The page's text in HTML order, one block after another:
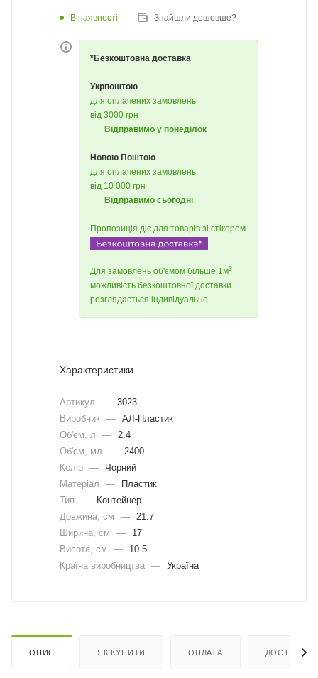
В наявності Знайшли дешевше?
*Безкоштовна доставка
Укрпоштою
для оплачених замовлень
від 3000 грн
Відправимо у понеділок
Новою Поштою
для оплачених замовлень
від 10 000 грн
Відправимо сьогодні
Пропозиція діє для товарів зі стікером
Для замовлень об'ємом більше 1м3
можливість безкоштовної доставки
розглядається індивідуально
Характеристики
Артикул — 3023
Виробник — АЛ-Пластик
Об'єм, л
—
2.4
Об'єм, мл
—
2400
Колір —
Чорний
Матеріал
—
Пластик
Тип
—
Контейнер
Довжина, cм
—
21.7
Ширина, cм
—
17
Висота, см
—
10.5
Країна виробництва — Україна
ОПИС ЯК КУПИТИ ОПЛАТА ДОСТАВКА